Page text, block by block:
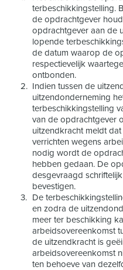
terbeschikkingstelling.
de opdrachtgever
opdrachtgever aan de
lopende
de datum waarop de
respectievelijk
ontbonden.
Indien tussen de
uitzendonderneming
terbeschikkingstelling
van de opdrachtgever
uitzendkracht meldt
verrichten wegens
nodig wordt de
hebben gedaan. De
desgevraagd
bevestigen.
De
en zodra de
meer ter beschikking
arbeidsovereenkomst
de uitzendkracht is
arbeidsovereenkomst
ten behoeve van